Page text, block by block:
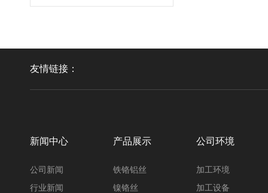
铁铬铝丝
友情链接：
新闻中心
公司新闻
行业新闻
产品展示
铁铬铝丝
镍铬丝
公司环境
加工环境
加工设备